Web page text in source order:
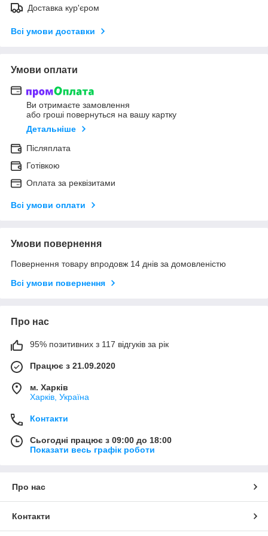
Доставка кур'єром
Всі умови доставки
Умови оплати
Ви отримаєте замовлення
або гроші повернуться на вашу картку
Детальніше
Післяплата
Готівкою
Оплата за реквізитами
Всі умови оплати
Умови повернення
Повернення товару впродовж 14 днів за домовленістю
Всі умови повернення
Про нас
95% позитивних з 117 відгуків за рік
Працює з 21.09.2020
м. Харків
Харків, Україна
Контакти
Сьогодні працює з 09:00 до 18:00
Показати весь графік роботи
Про нас
Контакти